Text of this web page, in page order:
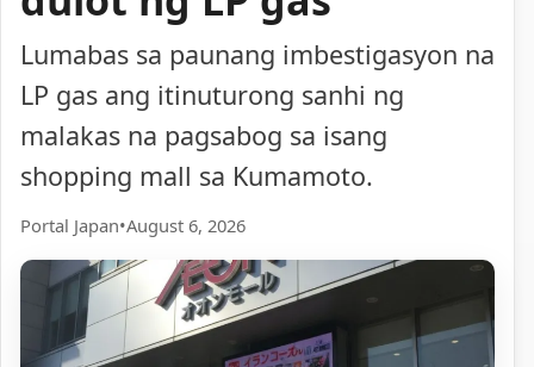
Lumabas sa paunang imbestigasyon na
LP gas ang itinuturong sanhi ng
malakas na pagsabog sa isang
shopping mall sa Kumamoto.
Portal Japan•August 6, 2026